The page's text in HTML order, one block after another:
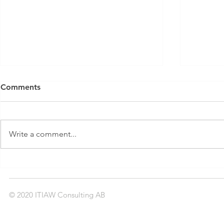
Comments
Write a comment...
© 2020 ITIAW Consulting AB